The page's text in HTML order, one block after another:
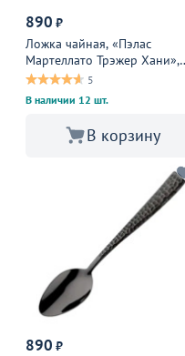
890 ₽
Ложка чайная, «Пэлас
Мартеллато Трэжер Хани»,
сталь нержавеющая, золотой
5
В наличии 12 шт.
В корзину
890 ₽